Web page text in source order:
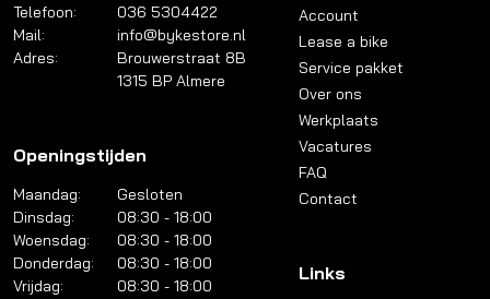
Telefoon:
036 5304422
Mail:
info@bykestore.nl
Adres:
Brouwerstraat 8B
1315 BP Almere
Openingstijden
Maandag:
Gesloten
Dinsdag:
08:30 - 18:00
Woensdag:
08:30 - 18:00
Donderdag:
08:30 - 18:00
Vrijdag:
08:30 - 18:00
Account
Lease a bike
Service pakket
Over ons
Werkplaats
Vacatures
FAQ
Contact
Links